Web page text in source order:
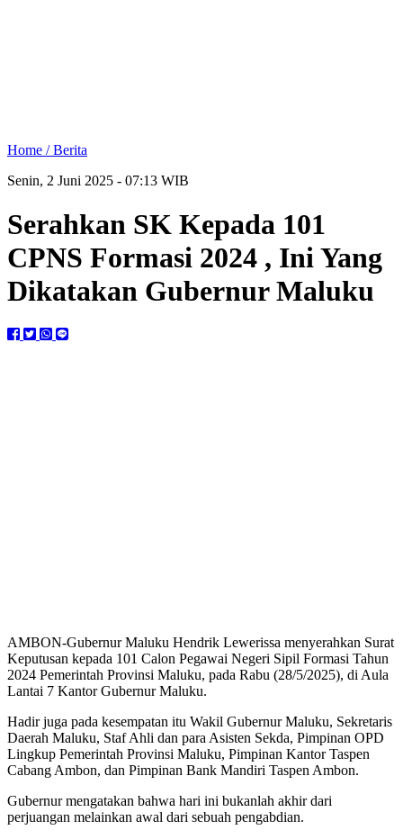
Home /Berita
Senin, 2 Juni 2025 - 07:13 WIB
Serahkan SK Kepada 101
CPNS Formasi 2024 , Ini Yang
Dikatakan Gubernur Maluku
AMBON-Gubernur Maluku Hendrik Lewerissa menyerahkan Surat
Keputusan kepada 101 Calon Pegawai Negeri Sipil Formasi Tahun
2024 Pemerintah Provinsi Maluku, pada Rabu (28/5/2025), di Aula
Lantai 7 Kantor Gubernur Maluku.
Hadir juga pada kesempatan itu Wakil Gubernur Maluku, Sekretaris
Daerah Maluku, Staf Ahli dan para Asisten Sekda, Pimpinan OPD
Lingkup Pemerintah Provinsi Maluku, Pimpinan Kantor Taspen
Cabang Ambon, dan Pimpinan Bank Mandiri Taspen Ambon.
Gubernur mengatakan bahwa hari ini bukanlah akhir dari
perjuangan melainkan awal dari sebuah pengabdian.